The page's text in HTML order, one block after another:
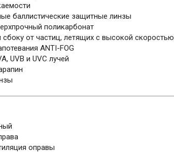
баллистические защитные линзы
поликарбонат
от частиц, летящих с высокой скоростью
ANTI-FOG
UVB и UVC лучей
оправы